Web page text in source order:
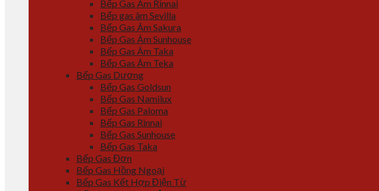
Bếp Gas Âm Rinnai
Bếp gas âm Sevilla
Bếp Gas Âm Sakura
Bếp Gas Âm Sunhouse
Bếp Gas Âm Taka
Bếp Gas Âm Teka
Bếp Gas Dương
Bếp Gas Goldsun
Bếp Gas Namilux
Bếp Gas Paloma
Bếp Gas Rinnai
Bếp Gas Sunhouse
Bếp Gas Taka
Bếp Gas Đơn
Bếp Gas Hồng Ngoại
Bếp Gas Kết Hợp Điện Từ